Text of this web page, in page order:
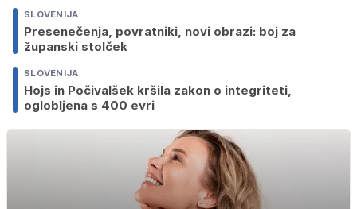
SLOVENIJA
Presenečenja, povratniki, novi obrazi: boj za
županski stolček
SLOVENIJA
Hojs in Počivalšek kršila zakon o integriteti,
oglobljena s 400 evri